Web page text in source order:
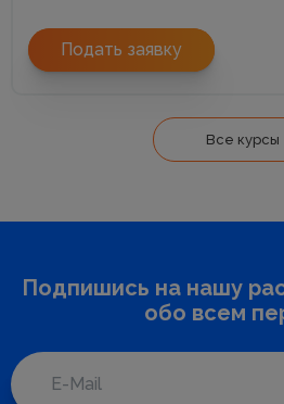
Подать заявку
Все курсы
Подпишись на нашу
обо всем